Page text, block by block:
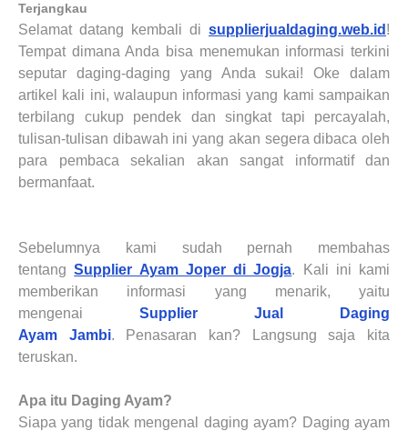
Terjangkau
Selamat datang kembali di supplierjualdaging.web.id !
Tempat dimana Anda bisa menemukan informasi terkini
seputar daging-daging yang Anda sukai! Oke dalam
artikel kali ini, walaupun informasi yang kami sampaikan
terbilang cukup pendek dan singkat tapi percayalah,
tulisan-tulisan dibawah ini yang akan segera dibaca oleh
para pembaca sekalian akan sangat informatif dan
bermanfaat.
Sebelumnya kami sudah pernah membahas
tentangSupplier Ayam Joper di Jogja. Kali ini kami
memberikan informasi yang menarik, yaitu
mengenai Supplier Jual Daging
Ayam Jambi.
Penasaran kan? Langsung saja kita
teruskan.
Apa itu Daging Ayam?
Siapa yang tidak mengenal daging ayam? Daging ayam